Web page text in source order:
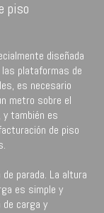
piso
diseñada
plataformas de
es necesario
metro sobre el
y también es
de piso
parada. La altura
es simple y
de carga y